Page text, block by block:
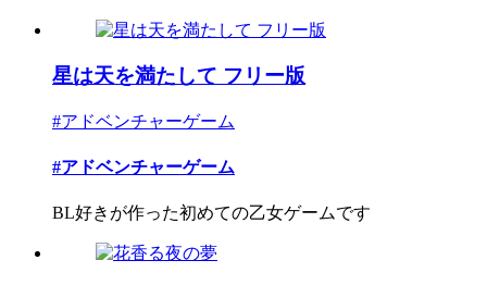
星は天を満たして フリー版
#アドベンチャーゲーム
#アドベンチャーゲーム
BL好きが作った初めての乙女ゲームです